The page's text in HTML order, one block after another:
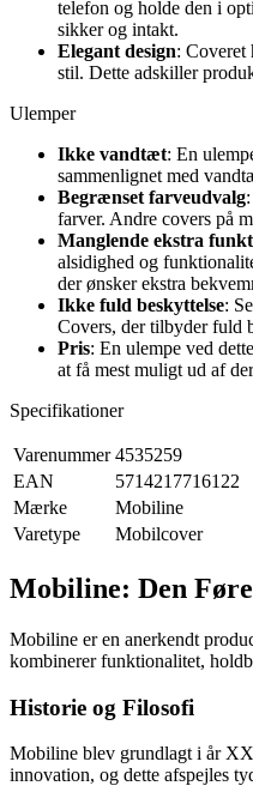
telefon og holde den i
sikker og intakt.
Elegant design: Coveret
stil. Dette adskiller
Ulemper
Ikke vandtæt: En
sammenlignet med
Begrænset farveudvalg
farver. Andre covers på
Manglende ekstra
alsidighed og
der ønsker ekstra
Ikke fuld beskyttelse:
Covers, der tilbyder fuld
Pris: En ulempe ved
at få mest muligt ud af
Specifikationer
Varenummer 4535259
EAN
5714217716122
Mærke
Mobiline
Varetype
Mobilcover
Mobiline: Den
Mobiline er en anerkendt
kombinerer funktionalitet,
Historie og Filosofi
Mobiline blev grundlagt i år
innovation, og dette afspejles